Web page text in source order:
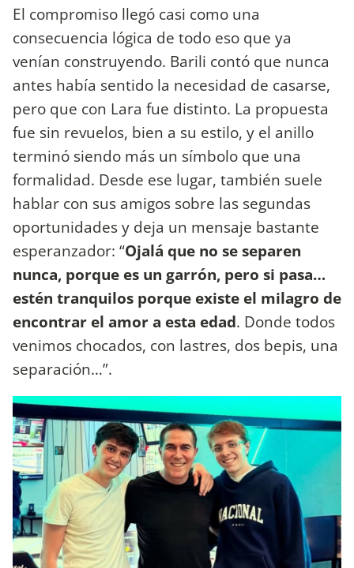
El compromiso llegó casi como una
consecuencia lógica de todo eso que ya
venían construyendo. Barili contó que nunca
antes había sentido la necesidad de casarse,
pero que con Lara fue distinto. La propuesta
fue sin revuelos, bien a su estilo, y el anillo
terminó siendo más un símbolo que una
formalidad. Desde ese lugar, también suele
hablar con sus amigos sobre las segundas
oportunidades y deja un mensaje bastante
esperanzador: “Ojalá que no se separen
nunca, porque es un garrón, pero si pasa…
estén tranquilos porque existe el milagro de
encontrar el amor a esta edad. Donde todos
venimos chocados, con lastres, dos bepis, una
separación…”.